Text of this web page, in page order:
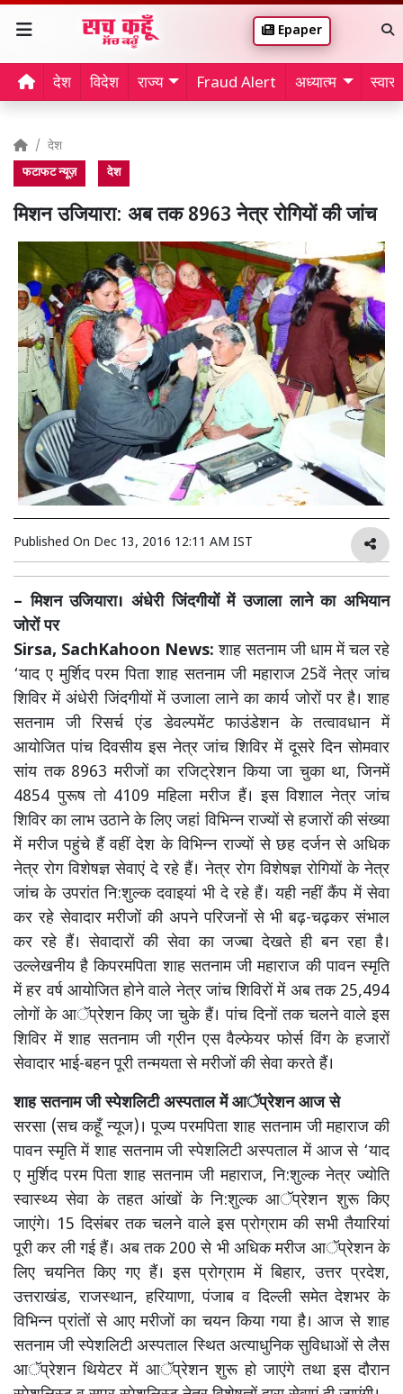
Epaper
देश विदेश राज्य Fraud Alert अध्यात्म
देश
फटाफट न्यूज़ देश
मिशन उजियारा: अब तक 8963 नेत्र रोगियों की जांच
Published On Dec 13, 2016 12:11 AM IST
– मिशन उजियारा। अंधेरी जिंदगीयों में उजाला लाने का अभियान
जोरों पर
Sirsa, SachKahoon News: शाह सतनाम जी धाम में चल रहे
‘याद ए मुर्शिद परम पिता शाह सतनाम जी महाराज 25वें नेत्र जांच
शिविर में अंधेरी जिंदगीयों में उजाला लाने का कार्य जोरों पर है। शाह
सतनाम जी रिसर्च एंड डेवल्पमेंट फाउंडेशन के तत्वावधान में
आयोजित पांच दिवसीय इस नेत्र जांच शिविर में दूसरे दिन सोमवार
सांय तक 8963 मरीजों का रजिट्रेशन किया जा चुका था, जिनमें
4854 पुरूष तो 4109 महिला मरीज हैं। इस विशाल नेत्र जांच
शिविर का लाभ उठाने के लिए जहां विभिन्न राज्यों से हजारों की संख्या
में मरीज पहुंचे हैं वहीं देश के विभिन्न राज्यों से छह दर्जन से अधिक
नेत्र रोग विशेषज्ञ सेवाएं दे रहे हैं। नेत्र रोग विशेषज्ञ रोगियों के नेत्र
जांच के उपरांत नि:शुल्क दवाइयां भी दे रहे हैं। यही नहीं कैंप में सेवा
कर रहे सेवादार मरीजों की अपने परिजनों से भी बढ़-चढ़कर संभाल
कर रहे हैं। सेवादारों की सेवा का जज्बा देखते ही बन रहा है।
उल्लेखनीय है किपरमपिता शाह सतनाम जी महाराज की पावन स्मृति
में हर वर्ष आयोजित होने वाले नेत्र जांच शिविरों में अब तक 25,494
लोगों के आॅप्रेशन किए जा चुके हैं। पांच दिनों तक चलने वाले इस
शिविर में शाह सतनाम जी ग्रीन एस वैल्फेयर फोर्स विंग के हजारों
सेवादार भाई-बहन पूरी तन्मयता से मरीजों की सेवा करते हैं।
शाह सतनाम जी स्पेशलिटी अस्पताल में आॅप्रेशन आज से
सरसा (सच कहूँ न्यूज)। पूज्य परमपिता शाह सतनाम जी महाराज की
पावन स्मृति में शाह सतनाम जी स्पेशलिटी अस्पताल में आज से ‘याद
ए मुर्शिद परम पिता शाह सतनाम जी महाराज, नि:शुल्क नेत्र ज्योति
स्वास्थ्य सेवा के तहत आंखों के नि:शुल्क आॅप्रेशन शुरू किए
जाएंगे। 15 दिसंबर तक चलने वाले इस प्रोग्राम की सभी तैयारियां
पूरी कर ली गई हैं। अब तक 200 से भी अधिक मरीज आॅप्रेशन के
लिए चयनित किए गए हैं। इस प्रोग्राम में बिहार, उत्तर प्रदेश,
उत्तराखंड, राजस्थान, हरियाणा, पंजाब व दिल्ली समेत देशभर के
विभिन्न प्रांतों से आए मरीजों का चयन किया गया है। आज से शाह
सतनाम जी स्पेशलिटी अस्पताल स्थित अत्याधुनिक सुविधाओं से लैस
आॅप्रेशन थियेटर में आॅप्रेशन शुरू हो जाएंगे तथा इस दौरान